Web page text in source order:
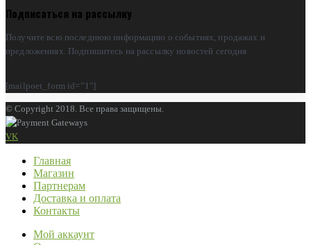
Подписаться на рассылку
Получите всю последнюю информацию о событиях, продажах и
предложениях. Подпишитесь на рассылку новостей сегодня
[mailpoet_form id=”1″]
© Copyright 2018. Все права защищены.
VK
Главная
Магазин
Партнерам
Доставка и оплата
Контакты
Мой аккаунт